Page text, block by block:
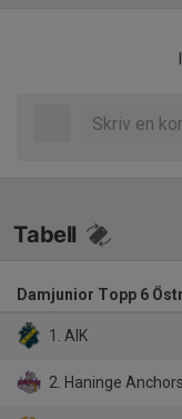
Tabell
Damjunior Topp 6
1. AIK
2. Haninge